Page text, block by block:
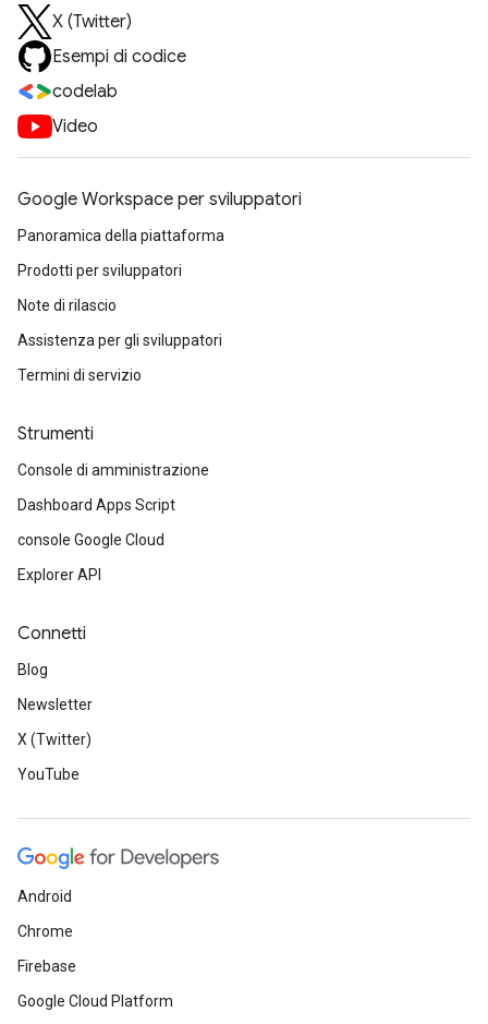
X (Twitter)
Esempi di codice
codelab
Video
Google Workspace per sviluppatori
Panoramica della piattaforma
Prodotti per sviluppatori
Note di rilascio
Assistenza per gli sviluppatori
Termini di servizio
Strumenti
Console di amministrazione
Dashboard Apps Script
console Google Cloud
Explorer API
Connetti
Blog
Newsletter
X (Twitter)
YouTube
Android
Chrome
Firebase
Google Cloud Platform